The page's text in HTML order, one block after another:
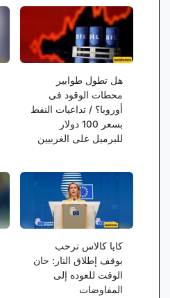
هل تطول طوابیر
محطات الوقود فی
أوروبا؟ / تداعیات النفط
بسعر 100 دولار
للبرمیل على الغربیین
کایا کالاس ترحب
بوقف إطلاق النار: حان
الوقت للعوده إلى
المفاوضات